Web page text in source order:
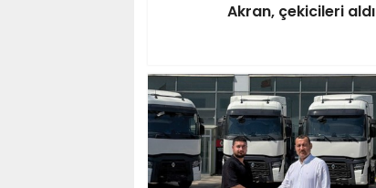
Akran, çekicileri aldı